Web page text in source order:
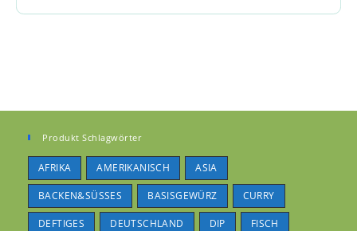
Produkt Schlagwörter
AFRIKA AMERIKANISCH ASIA
BACKEN&SÜSSES BASISGEWÜRZ CURRY
DEFTIGES DEUTSCHLAND DIP FISCH